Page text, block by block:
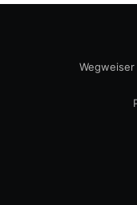
Wegweiser